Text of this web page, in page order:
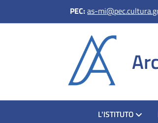
PEC:as-
HOMEL'ISTITUTO